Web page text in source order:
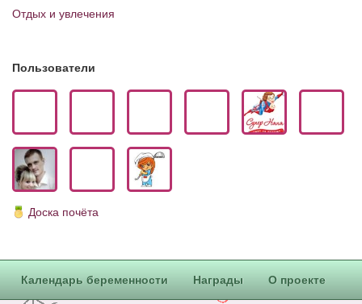
Сотрудничество. Авторам
Отдых и увлечения
Пользователи
Доска почёта
Календарь беременности Награды О проекте